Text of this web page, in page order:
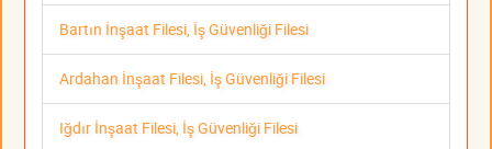
Bartın İnşaat Filesi, İş Güvenliği Filesi
Ardahan İnşaat Filesi, İş Güvenliği Filesi
Iğdır İnşaat Filesi, İş Güvenliği Filesi